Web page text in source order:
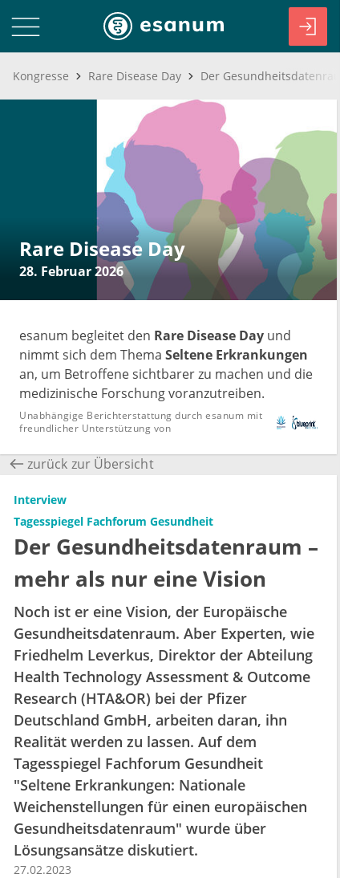
Kongresse Rare Disease Day
Rare Disease Day
28. Februar 2026
esanum begleitet den Rare Disease Day und
nimmt sich dem Thema Seltene Erkrankungen
an, um Betroffene sichtbarer zu machen und die
medizinische Forschung voranzutreiben.
Unabhängige Berichterstattung durch esanum mit
freundlicher Unterstützung von
zurück zur Übersicht
Interview
Tagesspiegel Fachforum Gesundheit
Der Gesundheitsdatenraum –
mehr als nur eine Vision
Noch ist er eine Vision, der Europäische
Gesundheitsdatenraum. Aber Experten, wie
Friedhelm Leverkus, Direktor der Abteilung
Health Technology Assessment & Outcome
Research (HTA&OR) bei der Pfizer
Deutschland GmbH, arbeiten daran, ihn
Realität werden zu lassen. Auf dem
Tagesspiegel Fachforum Gesundheit
"Seltene Erkrankungen: Nationale
Weichenstellungen für einen europäischen
Gesundheitsdatenraum" wurde über
Lösungsansätze diskutiert.
27.02.2023